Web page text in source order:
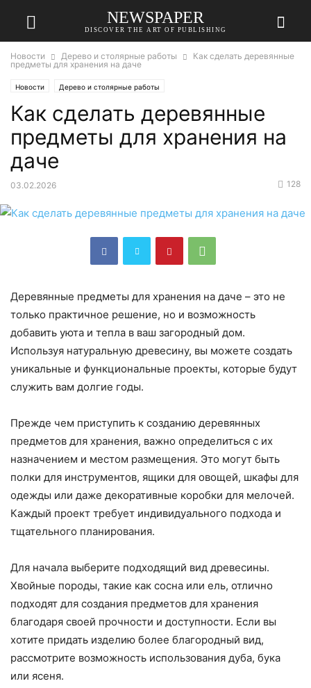
NEWSPAPER
DISCOVER THE ART OF PUBLISHING
Новости Дерево и столярные работы
Как сделать деревянные
предметы для хранения на даче
Новости Дерево и столярные работы
Как сделать деревянные
предметы для хранения на
даче
03.02.2026 128
Деревянные предметы для хранения на даче – это не
только практичное решение, но и возможность
добавить уюта и тепла в ваш загородный дом.
Используя натуральную древесину, вы можете создать
уникальные и функциональные проекты, которые будут
служить вам долгие годы.
Прежде чем приступить к созданию деревянных
предметов для хранения, важно определиться с их
назначением и местом размещения. Это могут быть
полки для инструментов, ящики для овощей, шкафы для
одежды или даже декоративные коробки для мелочей.
Каждый проект требует индивидуального подхода и
тщательного планирования.
Для начала выберите подходящий вид древесины.
Хвойные породы, такие как сосна или ель, отлично
подходят для создания предметов для хранения
благодаря своей прочности и доступности. Если вы
хотите придать изделию более благородный вид,
рассмотрите возможность использования дуба, бука
или ясеня.